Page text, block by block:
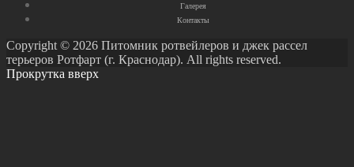
Галерея
Контакты
Copyright © 2026 Питомник ротвейлеров и джек рассел
терьеров Ротфарт (г. Краснодар). All rights reserved.
Прокрутка вверх